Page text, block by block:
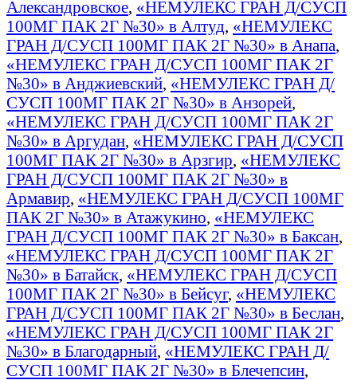
Александровское, «НЕМУЛЕКС ГРАН Д/СУСП
100МГ ПАК 2Г №30» в Алтуд, «НЕМУЛЕКС
ГРАН Д/СУСП 100МГ ПАК 2Г №30» в Анапа,
«НЕМУЛЕКС ГРАН Д/СУСП 100МГ ПАК 2Г
№30» в Анджиевский, «НЕМУЛЕКС ГРАН Д/
СУСП 100МГ ПАК 2Г №30» в Анзорей,
«НЕМУЛЕКС ГРАН Д/СУСП 100МГ ПАК 2Г
№30» в Аргудан, «НЕМУЛЕКС ГРАН Д/СУСП
100МГ ПАК 2Г №30» в Арзгир, «НЕМУЛЕКС
ГРАН Д/СУСП 100МГ ПАК 2Г №30» в
Армавир, «НЕМУЛЕКС ГРАН Д/СУСП 100МГ
ПАК 2Г №30» в Атажукино, «НЕМУЛЕКС
ГРАН Д/СУСП 100МГ ПАК 2Г №30» в Баксан,
«НЕМУЛЕКС ГРАН Д/СУСП 100МГ ПАК 2Г
№30» в Батайск, «НЕМУЛЕКС ГРАН Д/СУСП
100МГ ПАК 2Г №30» в Бейсуг, «НЕМУЛЕКС
ГРАН Д/СУСП 100МГ ПАК 2Г №30» в Беслан,
«НЕМУЛЕКС ГРАН Д/СУСП 100МГ ПАК 2Г
№30» в Благодарный, «НЕМУЛЕКС ГРАН Д/
СУСП 100МГ ПАК 2Г №30» в Блечепсин,